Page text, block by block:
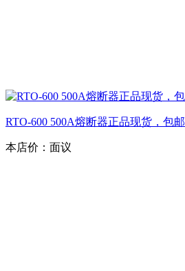
RTO-600 500A熔断器正品现货，包邮
本店价： 面议